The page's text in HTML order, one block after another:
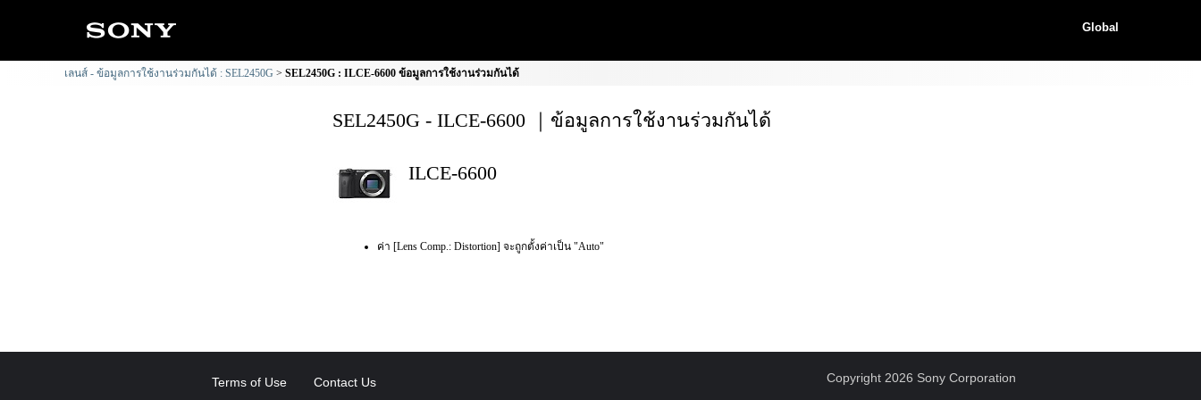
Global
เลนส์ - ข้อมูลการใช้งานร่วมกันได้ : SEL2450G SEL2450G : ILCE-6600 ข้อมูลการใช้งานร่วมกันได้
SEL2450G - ILCE-6600 ｜ข้อมูลการใช้งานร่วมกันได้
ILCE-6600
ค่า [Lens Comp.: Distortion] จะถูกตั้งค่าเป็น "Auto"
Terms of Use Contact Us Copyright 2026 Sony Corporation